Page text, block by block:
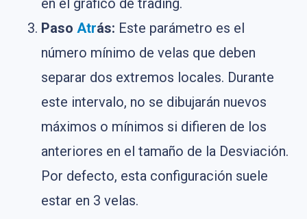
en el gráfico de trading.
Paso Atrás: Este parámetro es el
número mínimo de velas que deben
separar dos extremos locales. Durante
este intervalo, no se dibujarán nuevos
máximos o mínimos si difieren de los
anteriores en el tamaño de la Desviación.
Por defecto, esta configuración suele
estar en 3 velas.